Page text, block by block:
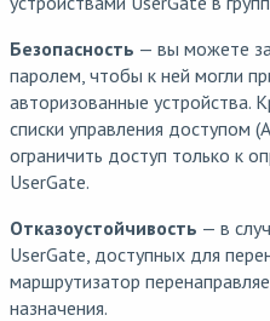
Безопасность — вы можете
паролем, чтобы к ней могли
авторизованные устройства.
списки управления доступом
ограничить доступ только к
UserGate.
Отказоустойчивость — в
UserGate, доступных для
маршрутизатор
назначения.